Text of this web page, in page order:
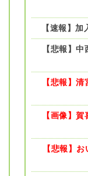
【速報】
【悲報】
【悲報】
【画像】
【悲報】